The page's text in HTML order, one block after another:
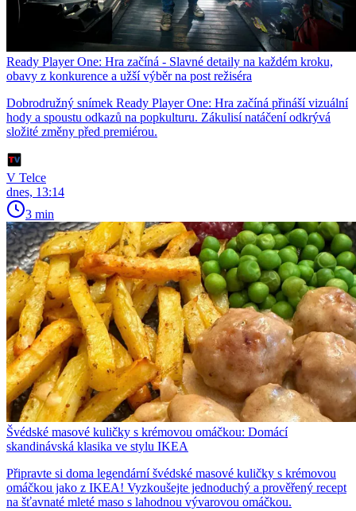
Ready Player One: Hra začíná - Slavné detaily na každém kroku,
obavy z konkurence a užší výběr na post režiséra
Dobrodružný snímek Ready Player One: Hra začíná přináší vizuální
hody a spoustu odkazů na popkulturu. Zákulisí natáčení odkrývá
složité změny před premiérou.
V Telce
dnes, 13:14
3 min
Švédské masové kuličky s krémovou omáčkou: Domácí
skandinávská klasika ve stylu IKEA
Připravte si doma legendární švédské masové kuličky s krémovou
omáčkou jako z IKEA! Vyzkoušejte jednoduchý a prověřený recept
na šťavnaté mleté maso s lahodnou vývarovou omáčkou.